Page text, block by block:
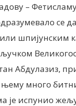
–
се
шпијунским
Абдулазиз,
много
је испунио